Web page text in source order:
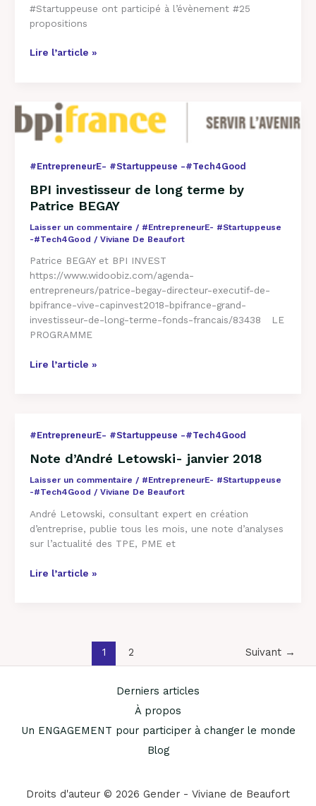
#Startuppeuse ont participé à l’évènement #25
propositions
Lire l’article »
#EntrepreneurE- #Startuppeuse -#Tech4Good
BPI investisseur de long terme by
Patrice BEGAY
Laisser un commentaire / #EntrepreneurE- #Startuppeuse
-#Tech4Good / Viviane De Beaufort
Patrice BEGAY et BPI INVEST
https://www.widoobiz.com/agenda-
entrepreneurs/patrice-begay-directeur-executif-de-
bpifrance-vive-capinvest2018-bpifrance-grand-
investisseur-de-long-terme-fonds-francais/83438 LE
PROGRAMME
investisseur
de
terme
Patrice
BEGAY
Lire l’article »
#EntrepreneurE- #Startuppeuse -#Tech4Good
Note d’André Letowski- janvier 2018
Laisser un commentaire / #EntrepreneurE- #Startuppeuse
-#Tech4Good / Viviane De Beaufort
André Letowski, consultant expert en création
d’entreprise, publie tous les mois, une note d’analyses
sur l’actualité des TPE, PME et
Note
Letowski-
janvier
2018
Lire l’article »
1 2 Suivant →
Derniers articles
À propos
Un ENGAGEMENT pour participer à changer le monde
Blog
Droits d'auteur © 2026 Gender - Viviane de Beaufort